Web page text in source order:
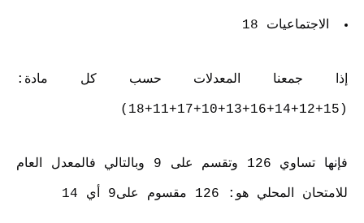
الاجتماعيات 18
إذا جمعنا المعدلات حسب كل مادة:
(15+12+14+16+13+10+17+11+18)
فإنها تساوي 126 وتقسم على 9 وبالتالي فالمعدل العام
للامتحان المحلي هو: 126 مقسوم على9 أي 14